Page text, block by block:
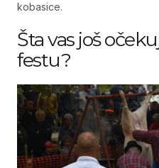
kobasice.
Šta vas još
festu?